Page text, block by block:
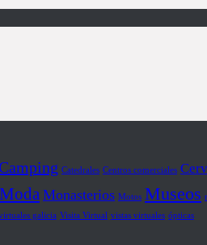
Catedrales Centros comerciales
Moda Monasterios Motos Museos
galicia Visita Virtual vistas virtuales ópticas